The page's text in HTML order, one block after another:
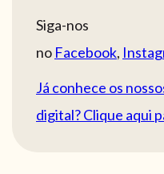
Siga-nos
no Facebook,
Já conhece os
digital? Clique aqui